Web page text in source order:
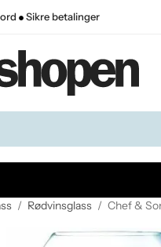
Sikre betalinger
/ Rødvinsglass / Chef &